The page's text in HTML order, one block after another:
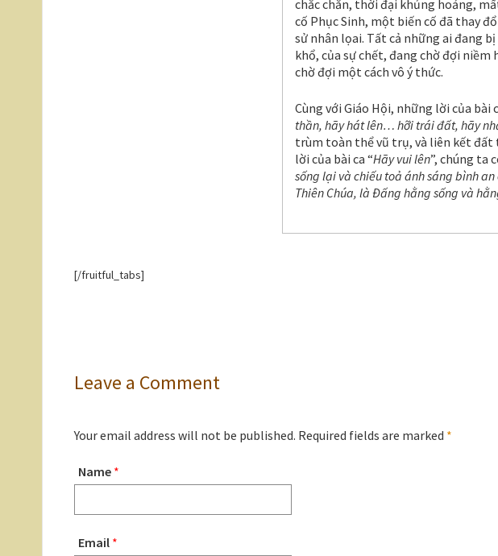
chắc chắn, thời đại khủng hoảng,
cố Phục Sinh, một biến cố đã thay
sử nhân lọai. Tất cả những ai đang
khổ, của sự chết, đang chờ đợi niềm
chờ đợi một cách vô ý thức.
Cùng với Giáo Hội, những lời của bài
thần, hãy hát lên… hỡi trái đất, hãy
trùm toàn thể vũ trụ, và liên kết đất
lời của bài ca “Hãy vui lên”, chúng ta
sống lại và chiếu toả ánh sáng bình
Thiên Chúa, là Ðấng hằng sống và
[/fruitful_tabs]
Leave a Comment
Your email address will not be published. Required fields are marked *
Name *
Email *